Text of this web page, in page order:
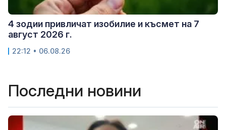
4 зодии привличат изобилие и късмет на 7
август 2026 г.
22:12 • 06.08.26
Последни новини